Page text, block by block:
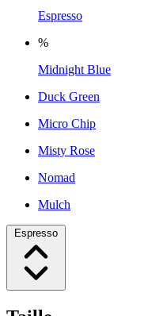
Espresso
%
Midnight Blue
Duck Green
Micro Chip
Misty Rose
Nomad
Mulch
Espresso